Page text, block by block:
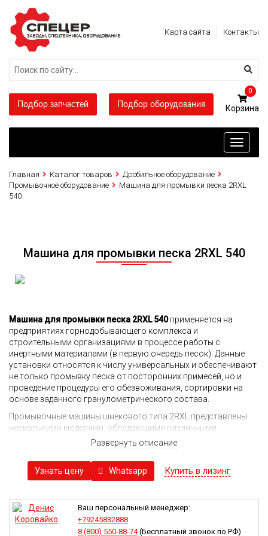
Карта сайта Контакты
Подбор запчастей Подбор оборудования
0
Toggle
Главная Каталог товаров
Дробильное оборудование
Промывочное оборудование
Машина для промывки песка 2RXL
540
Машина для промывки песка 2RXL 540
Машина для промывки песка 2RXL 540применяется на
предприятиях горнодобывающего комплекса и
строительными организациями в процессе работы с
инертными материалами (в первую очередь песок). Данные
установки относятся к числу универсальных и обеспечивают
не только промывку песка от посторонних примесей, но и
проведение процедуры его обезвоживания, сортировки на
основе заданного гранулометрического состава.
Промывочные машины шнекового типа 2RXL представлены
несколькими моделями, обладающими различными
показателями производительности, но идентичной
конструкцией и принципами работы. В основе конструкции
установки лежит сварная рама, на которой покоится
металлическое корыто. Внутри него располагается два вала с
индивидуальными приводами от электромоторов, через
предусматривать и наличие одного вала, но в этом случае
мощность установки будет существенно ниже. Управление
осуществляется посредством изменения скорости вращения
Развернуть описание
Узнать цену Whatsapp Купить в лизинг
Ваш персональный менеджер:
+79245832888
8 (800) 550-88-74(Бесплатный звонок по РФ)